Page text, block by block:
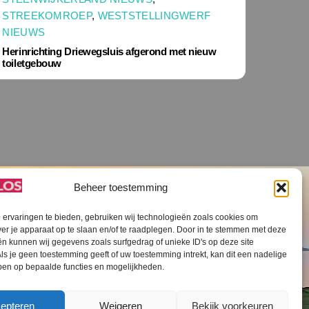
Beheer toestemming
ervaringen te bieden, gebruiken wij technologieën zoals cookies om
je apparaat op te slaan en/of te raadplegen. Door in te stemmen met deze
kunnen wij gegevens zoals surfgedrag of unieke ID's op deze site
je geen toestemming geeft of uw toestemming intrekt, kan dit een nadelige
op bepaalde functies en mogelijkheden.
Weigeren Bekijk voorkeuren
STREEKOMROEP, WESTSTELLINGWERF
NIEUWS
Herinrichting Driewegsluis afgerond met nieuw
toiletgebouw
SLOS ANBI Contact
Cookiebeleid (EU)